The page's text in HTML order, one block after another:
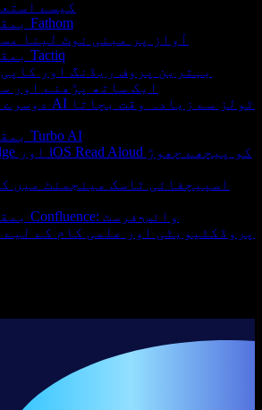
کیسے
Speechify بمقابلہ Fathom
آواز پر مبنی نوٹ لینا
Speechify بمقابلہ Tactiq
بہترین پروف ریڈنگ اور
ایک ساتھ پڑھنے اور
Speechify بمقابلہ Turbo AI
اسپیچفائی ٹاسک مینجمنٹ میں
پروڈکٹیویٹی اور علمی کام کے لیے